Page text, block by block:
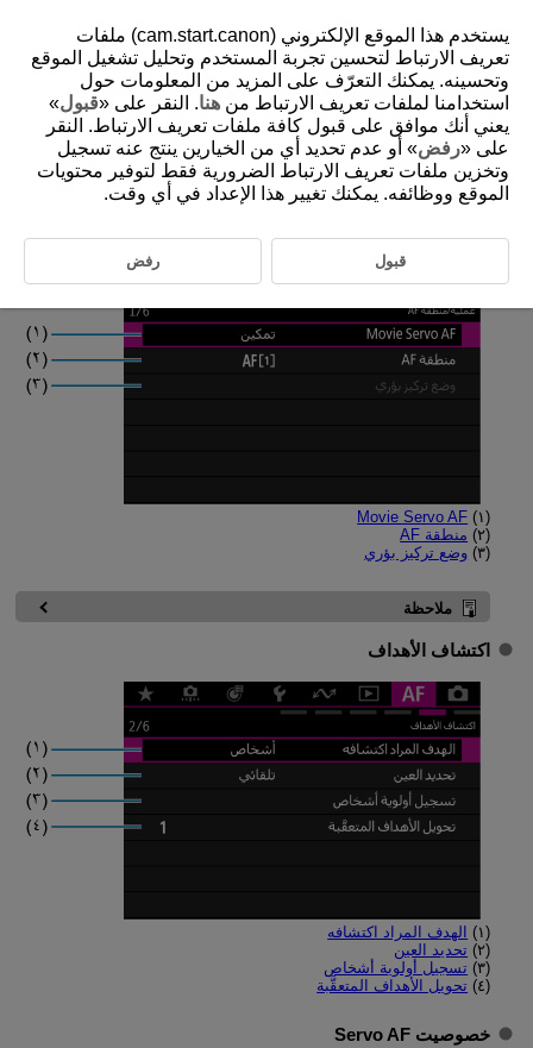
D310-121
قوائم علامات التبويب: ضبط البؤرة تلقائيًا
(تسجيل فيلم)
عملية/منطقة AF
(١)
Movie Servo AF
(٢)
منطقة AF
(٣)
وضع تركيز بؤري
ملاحظة
اكتشاف الأهداف
(١)
الهدف المراد اكتشافه
(٢)
تحديد العين
(٣)
تسجيل أولوية أشخاص
(٤)
تحويل الأهداف المتعقَّبة
خصوصیت Servo AF
يستخدم هذا الموقع الإلكتروني (cam.start.canon) ملفات
تعريف الارتباط لتحسين تجربة المستخدم وتحليل تشغيل الموقع
وتحسينه. يمكنك التعرّف على المزيد من المعلومات حول
استخدامنا لملفات تعريف الارتباط من هنا. النقر على «قبول»
يعني أنك موافق على قبول كافة ملفات تعريف الارتباط. النقر
على «رفض» أو عدم تحديد أي من الخيارين ينتج عنه تسجيل
وتخزين ملفات تعريف الارتباط الضرورية فقط لتوفير محتويات
الموقع ووظائفه. يمكنك تغيير هذا الإعداد في أي وقت.
قبول رفض